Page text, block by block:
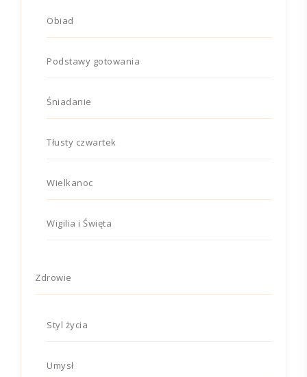
Obiad
Podstawy gotowania
Śniadanie
Tłusty czwartek
Wielkanoc
Wigilia i Święta
Zdrowie
Styl życia
Umysł